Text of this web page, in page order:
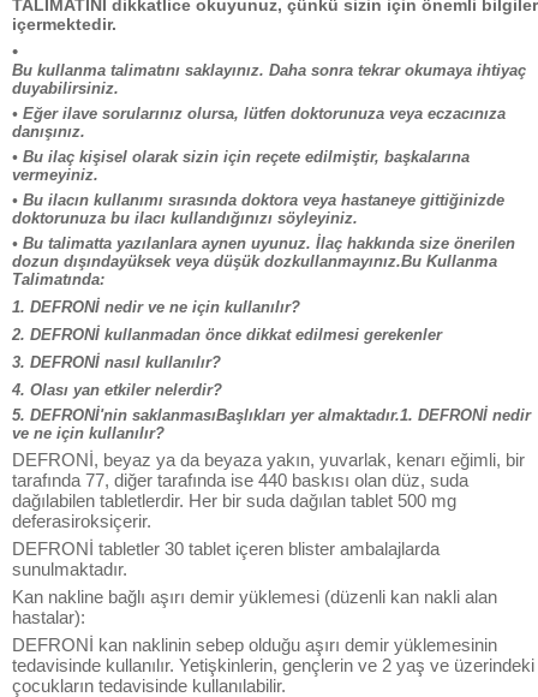
TALİMATINI dikkatlice okuyunuz, çünkü sizin için önemli bilgiler
içermektedir.
•
Bu kullanma talimatını saklayınız. Daha sonra tekrar okumaya ihtiyaç
duyabilirsiniz.
• Eğer ilave sorularınız olursa, lütfen doktorunuza veya eczacınıza
danışınız.
• Bu ilaç kişisel olarak sizin için reçete edilmiştir, başkalarına
vermeyiniz.
• Bu ilacın kullanımı sırasında doktora veya hastaneye gittiğinizde
doktorunuza bu ilacı kullandığınızı söyleyiniz.
• Bu talimatta yazılanlara aynen uyunuz. İlaç hakkında size önerilen
dozun dışındayüksek veya düşük dozkullanmayınız.Bu Kullanma
Talimatında:
1. DEFRONİ nedir ve ne için kullanılır?
2. DEFRONİ kullanmadan önce dikkat edilmesi gerekenler
3. DEFRONİ nasıl kullanılır?
4. Olası yan etkiler nelerdir?
5. DEFRONİ'nin saklanmasıBaşlıkları yer almaktadır.1. DEFRONİ nedir
ve ne için kullanılır?
DEFRONİ, beyaz ya da beyaza yakın, yuvarlak, kenarı eğimli, bir
tarafında 77, diğer tarafında ise 440 baskısı olan düz, suda
dağılabilen tabletlerdir. Her bir suda dağılan tablet 500 mg
deferasiroksiçerir.
DEFRONİ tabletler 30 tablet içeren blister ambalajlarda
sunulmaktadır.
Kan nakline bağlı aşırı demir yüklemesi (düzenli kan nakli alan
hastalar):
DEFRONİ kan naklinin sebep olduğu aşırı demir yüklemesinin
tedavisinde kullanılır. Yetişkinlerin, gençlerin ve 2 yaş ve üzerindeki
çocukların tedavisinde kullanılabilir.